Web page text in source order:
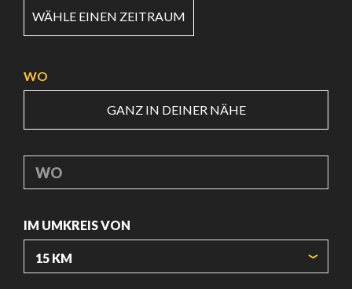
WÄHLE EINEN ZEITRAUM
WO
GANZ IN DEINER NÄHE
WO
IM UMKREIS VON